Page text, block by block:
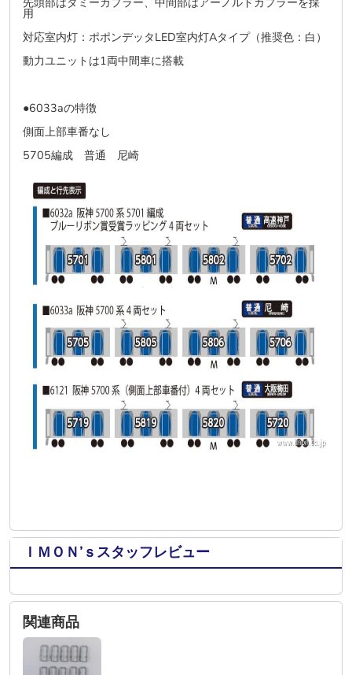
用
対応室内灯：ポポンデッタLED室内灯Aタイプ（推奨色：白）
動力ユニットは1両中間車に搭載
●6033aの特徴
側面上部車番なし
5705編成 普通 尼崎
ＩＭＯＮ’ｓスタッフレビュー
関連商品